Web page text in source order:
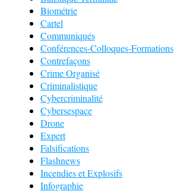
Biométrie
Cartel
Communiqués
Conférences-Colloques-Formations
Contrefaçons
Crime Organisé
Criminalistique
Cybercriminalité
Cybersespace
Drone
Expert
Falsifications
Flashnews
Incendies et Explosifs
Infographie